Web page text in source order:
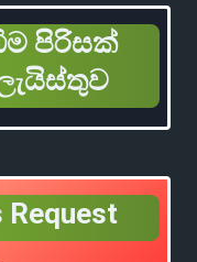
පිරිසක්
Request